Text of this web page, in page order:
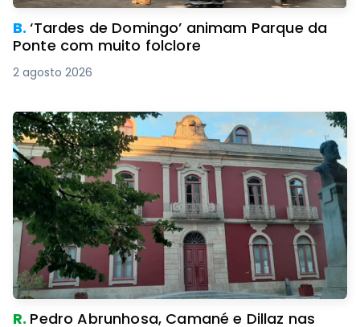
B.‘Tardes de Domingo’ animam Parque da
Ponte com muito folclore
2 agosto 2026
R. Pedro Abrunhosa, Camané e Dillaz nas